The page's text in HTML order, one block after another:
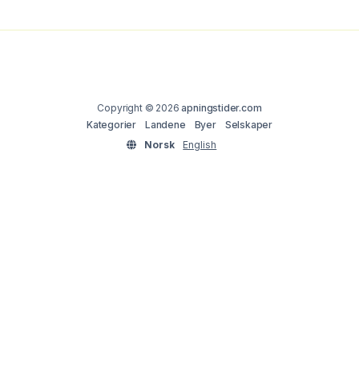
Copyright © 2026apningstider.com
Kategorier
Landene Byer
Selskaper
Norsk
English